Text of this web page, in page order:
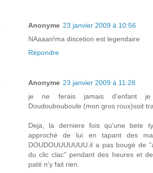
Anonyme 23 janvier 2009 à 10:56
NAaaan!ma discetion est legendaire
Répondre
Anonyme 23 janvier 2009 à 11:28
je ne ferais jamais d'enfant
Doudoubouboule (mon gros roux)soit
Deja, la derniere fois qu'une bete
approché de lui en tapant des
DOUDOUUUUUUU.il a pas bougé de
du clic clac" pendant des heures et
paté n'y fait rien.